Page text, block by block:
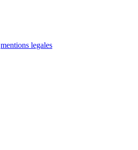
mentions legales